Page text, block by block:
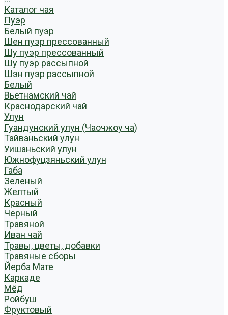
Каталог чая
Пуэр
Белый пуэр
Шен пуэр прессованный
Шу пуэр прессованный
Шу пуэр рассыпной
Шэн пуэр рассыпной
Белый
Вьетнамский чай
Краснодарский чай
Улун
Гуандунский улун (Чаочжоу ча)
Тайваньский улун
Уишаньский улун
Южнофуцзяньский улун
Габа
Зеленый
Желтый
Красный
Черный
Травяной
Иван чай
Травы, цветы, добавки
Травяные сборы
Йерба Мате
Каркаде
Мёд
Ройбуш
Фруктовый